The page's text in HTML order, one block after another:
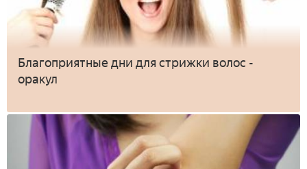
Благоприятные дни для стрижки волос -
оракул